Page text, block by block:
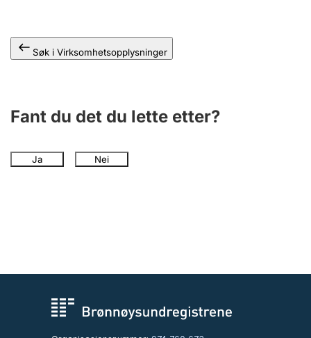
Søk i Virksomhetsopplysninger
Fant du det du lette etter?
Ja Nei